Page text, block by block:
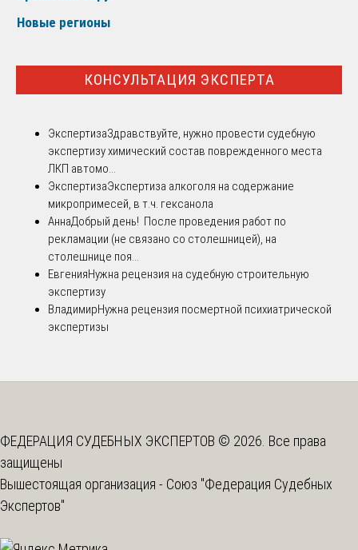
Новые регионы
КОНСУЛЬТАЦИЯ ЭКСПЕРТА
ЭкспертизаЗдравствуйте, нужно провести судебную
экспертизу химический состав поврежденного места
ЛКП автомо...
ЭкспертизаЭкспертиза алкоголя на содержание
микропримесей, в т.ч. гексанола
АннаДобрый день! После проведения работ по
рекламации (не связано со столешницей), на
столешнице поя...
ЕвгенияНужна рецензия на судебную строительную
экспертизу
ВладимирНужна рецензия посмертной психиатрической
экспертизы
ФЕДЕРАЦИЯ СУДЕБНЫХ ЭКСПЕРТОВ © 2026. Все права
защищены
Вышестоящая организация - Союз "Федерация Судебных
Экспертов"